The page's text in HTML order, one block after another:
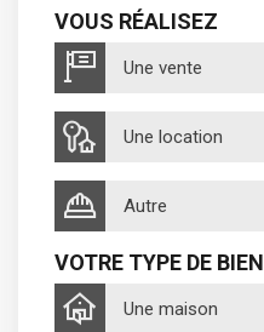
VOUS RÉALISEZ
Une vente
Une location
Autre
VOTRE TYPE DE BIEN
Une maison